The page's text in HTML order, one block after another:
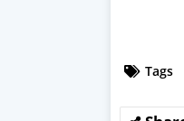
Tags